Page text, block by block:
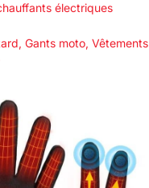
électriques
, Gants moto, Vêtements